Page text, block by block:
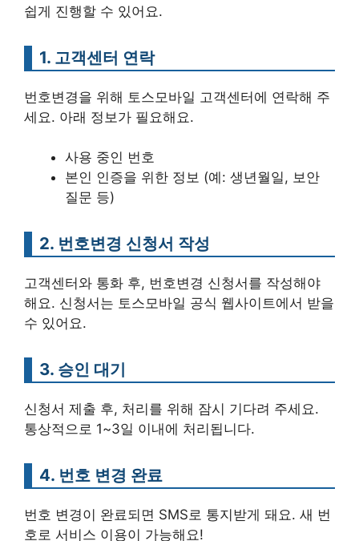
쉽게 진행할 수 있어요.
1. 고객센터 연락
번호변경을 위해 토스모바일 고객센터에 연락해 주
세요. 아래 정보가 필요해요.
사용 중인 번호
본인 인증을 위한 정보 (예: 생년월일, 보안
질문 등)
2. 번호변경 신청서 작성
고객센터와 통화 후, 번호변경 신청서를 작성해야
해요. 신청서는 토스모바일 공식 웹사이트에서 받을
수 있어요.
3. 승인 대기
신청서 제출 후, 처리를 위해 잠시 기다려 주세요.
통상적으로 1~3일 이내에 처리됩니다.
4. 번호 변경 완료
번호 변경이 완료되면 SMS로 통지받게 돼요. 새 번
호로 서비스 이용이 가능해요!